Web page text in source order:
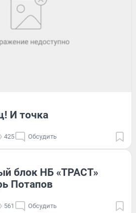
И точка
425 Обсудить
блок НБ «ТРАСТ»
Потапов
561 Обсудить